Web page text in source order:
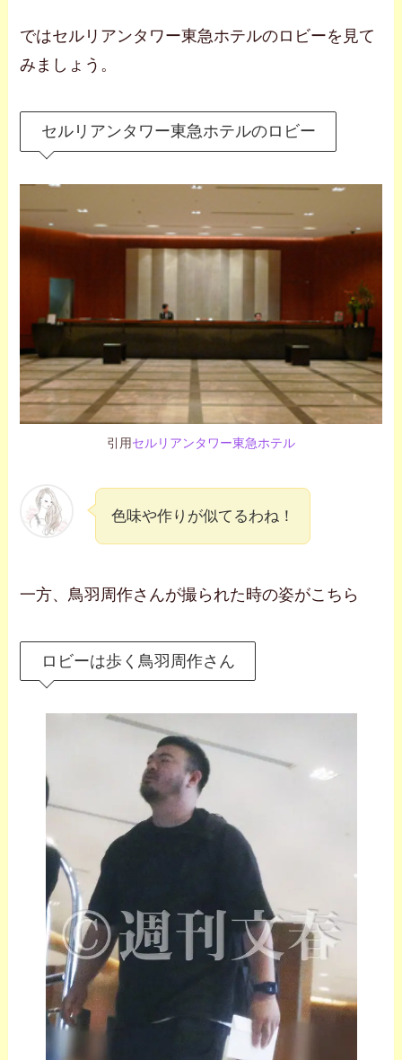
ではセルリアンタワー東急ホテルのロビーを見て
みましょう。
セルリアンタワー東急ホテルのロビー
引用セルリアンタワー東急ホテル
色味や作りが似てるわね！
一方、鳥羽周作さんが撮られた時の姿がこちら
ロビーは歩く鳥羽周作さん